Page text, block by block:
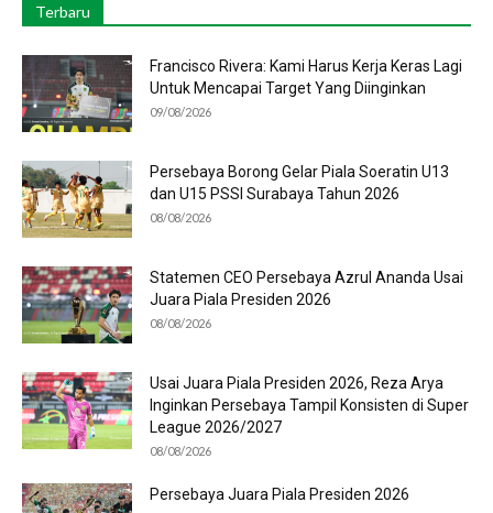
Terbaru
Francisco Rivera: Kami Harus Kerja Keras Lagi
Untuk Mencapai Target Yang Diinginkan
09/08/2026
Persebaya Borong Gelar Piala Soeratin U13
dan U15 PSSI Surabaya Tahun 2026
08/08/2026
Statemen CEO Persebaya Azrul Ananda Usai
Juara Piala Presiden 2026
08/08/2026
Usai Juara Piala Presiden 2026, Reza Arya
Inginkan Persebaya Tampil Konsisten di Super
League 2026/2027
08/08/2026
Persebaya Juara Piala Presiden 2026